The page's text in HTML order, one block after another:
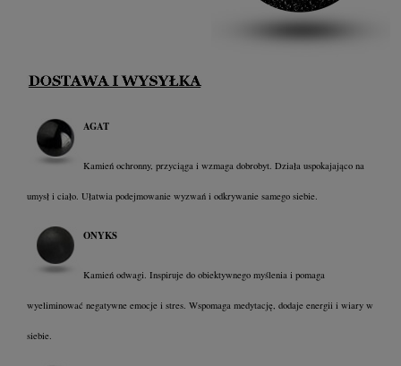
AGAT
Kamień ochronny, przyciąga i wzmaga dobrobyt. Działa uspokajająco na
umysł i ciało. Ułatwia podejmowanie wyzwań i odkrywanie samego siebie.
ONYKS
Kamień odwagi. Inspiruje do obiektywnego myślenia i pomaga
wyeliminować negatywne emocje i stres. Wspomaga medytację, dodaje energii i wiary w
siebie.